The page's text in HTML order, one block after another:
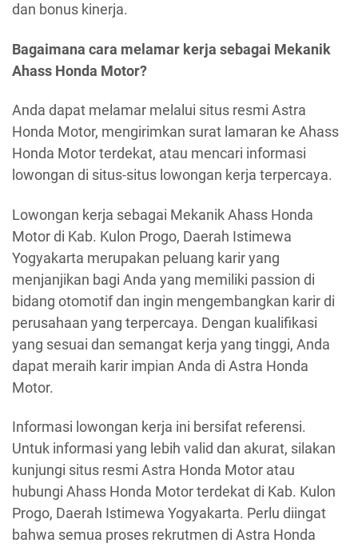
dan bonus kinerja.
Bagaimana cara melamar kerja sebagai Mekanik
Ahass Honda Motor?
Anda dapat melamar melalui situs resmi Astra
Honda Motor, mengirimkan surat lamaran ke Ahass
Honda Motor terdekat, atau mencari informasi
lowongan di situs-situs lowongan kerja terpercaya.
Lowongan kerja sebagai Mekanik Ahass Honda
Motor di Kab. Kulon Progo, Daerah Istimewa
Yogyakarta merupakan peluang karir yang
menjanjikan bagi Anda yang memiliki passion di
bidang otomotif dan ingin mengembangkan karir di
perusahaan yang terpercaya. Dengan kualifikasi
yang sesuai dan semangat kerja yang tinggi, Anda
dapat meraih karir impian Anda di Astra Honda
Motor.
Informasi lowongan kerja ini bersifat referensi.
Untuk informasi yang lebih valid dan akurat, silakan
kunjungi situs resmi Astra Honda Motor atau
hubungi Ahass Honda Motor terdekat di Kab. Kulon
Progo, Daerah Istimewa Yogyakarta. Perlu diingat
bahwa semua proses rekrutmen di Astra Honda